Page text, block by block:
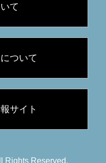
て
ついて
サイト
Rights Reserved.